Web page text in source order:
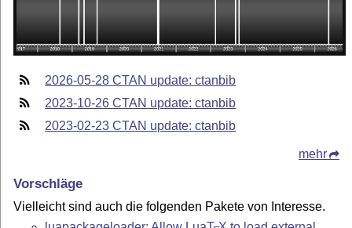
2026-05-28 CTAN update: ctanbib
2023-10-26 CTAN update: ctanbib
2023-02-23 CTAN update: ctanbib
mehr
Vorschläge
Vielleicht sind auch die folgenden Pakete von Interesse.